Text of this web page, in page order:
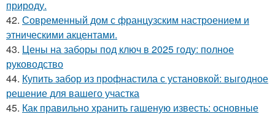
природу.
42. Современный дом с французским настроением и
этническими акцентами.
43. Цены на заборы под ключ в 2025 году: полное
руководство
44. Купить забор из профнастила с установкой: выгодное
решение для вашего участка
45. Как правильно хранить гашеную известь: основные